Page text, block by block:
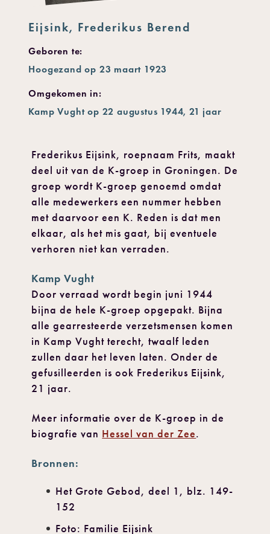
Eijsink, Frederikus Berend
Geboren te:
Hoogezand op 23 maart 1923
Omgekomen in:
Kamp Vught op 22 augustus 1944, 21 jaar
Frederikus Eijsink, roepnaam Frits, maakt
deel uit van de K-groep in Groningen. De
groep wordt K-groep genoemd omdat
alle medewerkers een nummer hebben
met daarvoor een K. Reden is dat men
elkaar, als het mis gaat, bij eventuele
verhoren niet kan verraden.
Kamp Vught
Door verraad wordt begin juni 1944
bijna de hele K-groep opgepakt. Bijna
alle gearresteerde verzetsmensen komen
in Kamp Vught terecht, twaalf leden
zullen daar het leven laten. Onder de
gefusilleerden is ook Frederikus Eijsink,
21 jaar.
Meer informatie over de K-groep in de
biografie van Hessel van der Zee.
Bronnen:
Het Grote Gebod, deel 1, blz. 149-
152
Foto: Familie Eijsink